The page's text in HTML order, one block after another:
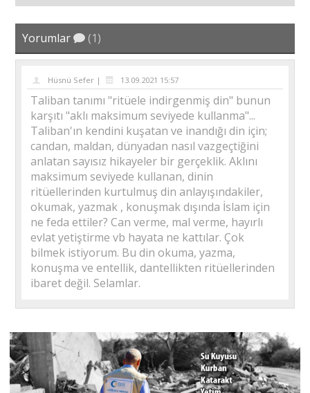
Yorumlar (1)
Hüsnü Sefer | 13.09.2021 15:57
Taliban tanımı "ritüele indirgenmiş din" bunun
karşıtı "aklı maksimum seviyede kullanma"...
Taliban'ın kendini kuşatan ve inandığı din için;
candan, maldan, dünyadan nasıl vazgeçtiğini
anlatan sayısız hikayeler bir gerçeklik. Aklını
maksimum seviyede kullanan, dinin
ritüellerinden kurtulmuş din anlayışındakiler,
okumak, yazmak , konuşmak dışında İslam için
ne feda ettiler? Can verme, mal verme, hayırlı
evlat yetiştirme vb hayata ne kattılar. Çok
bilmek istiyorum. Bu din okuma, yazma,
konuşma ve entellik, dantellikten ritüellerinden
ibaret değil. Selamlar.